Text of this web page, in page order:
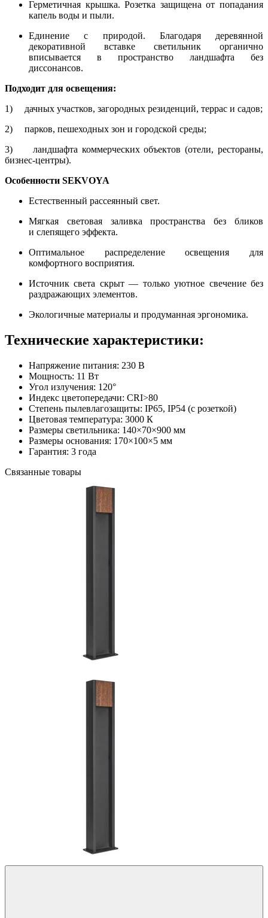
Герметичная крышка. Розетка защищена от попадания
капель воды и пыли.
Единение с природой. Благодаря деревянной
декоративной вставке светильник органично
вписывается в пространство ландшафта без
диссонансов.
Подходит для освещения:
1) дачных участков, загородных резиденций, террас и садов;
2) парков, пешеходных зон и городской среды;
3) ландшафта коммерческих объектов (отели, рестораны,
бизнес-центры).
Особенности SEKVOYA
Естественный рассеянный свет.
Мягкая световая заливка пространства без бликов
и слепящего эффекта.
Оптимальное распределение освещения для
комфортного восприятия.
Источник света скрыт — только уютное свечение без
раздражающих элементов.
Экологичные материалы и продуманная эргономика.
Технические характеристики:
Напряжение питания: 230 В
Мощность: 11 Вт
Угол излучения: 120°
Индекс цветопередачи: CRI>80
Степень пылевлагозащиты: IP65, IP54 (с розеткой)
Цветовая температура: 3000 К
Размеры светильника: 140×70×900 мм
Размеры основания: 170×100×5 мм
Гарантия: 3 года
Связанные товары